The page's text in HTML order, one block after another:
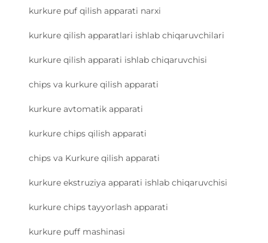
kurkure puf qilish apparati narxi
kurkure qilish apparatlari ishlab chiqaruvchilari
kurkure qilish apparati ishlab chiqaruvchisi
chips va kurkure qilish apparati
kurkure avtomatik apparati
kurkure chips qilish apparati
chips va Kurkure qilish apparati
kurkure ekstruziya apparati ishlab chiqaruvchisi
kurkure chips tayyorlash apparati
kurkure puff mashinasi